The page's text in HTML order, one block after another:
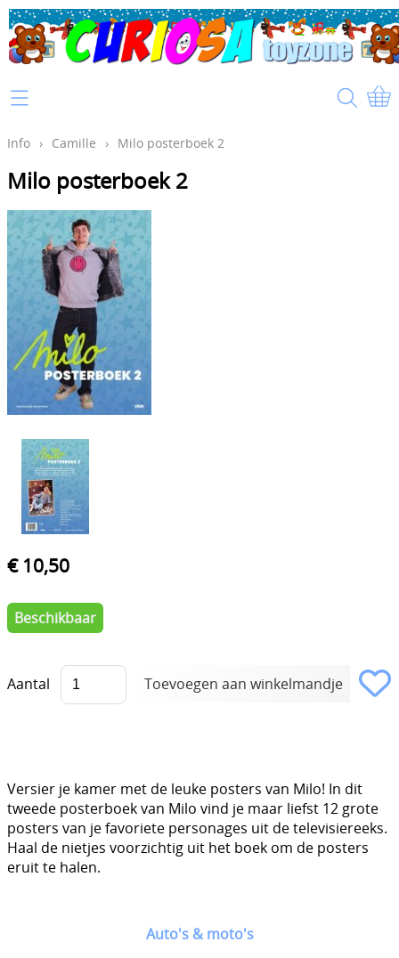
Home
Info
Mijn account
Auto's & moto's
Info › Camille › Milo posterboek 2
Milo posterboek 2
€ 10,50
Beschikbaar
Aantal
Versier je kamer met de leuke posters van Milo! In dit
tweede posterboek van Milo vind je maar liefst 12 grote
posters van je favoriete personages uit de televisiereeks.
Haal de nietjes voorzichtig uit het boek om de posters
eruit te halen.